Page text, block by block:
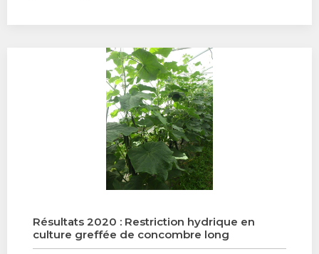
Résultats 2020 : Restriction hydrique en
culture greffée de concombre long